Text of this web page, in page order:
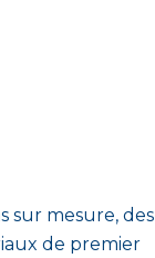
sur mesure, des
de premier